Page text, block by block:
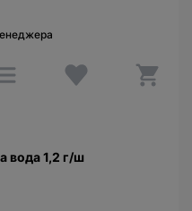
вода 1,2 г/ш